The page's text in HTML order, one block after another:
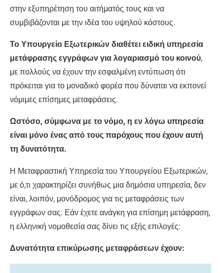
στην εξυπηρέτηση του αιτήματός τους και να
συμβιβάζονται με την ιδέα του υψηλού κόστους.
Το Υπουργείο Εξωτερικών διαθέτει ειδική υπηρεσία
μετάφρασης εγγράφων για λογαριασμό του κοινού,
με πολλούς να έχουν την εσφαλμένη εντύπωση ότι
πρόκειται για το μοναδικό φορέα που δύναται να εκπονεί
νόμιμες επίσημες μεταφράσεις.
Ωστόσο, σύμφωνα με το νόμο, η εν λόγω υπηρεσία
είναι μόνο ένας από τους παρόχους που έχουν αυτή
τη δυνατότητα.
Η Μεταφραστική Υπηρεσία του Υπουργείου Εξωτερικών,
με ό,τι χαρακτηρίζει συνήθως μια δημόσια υπηρεσία, δεν
είναι, λοιπόν, μονόδρομος για τις μεταφράσεις των
εγγράφων σας. Εάν έχετε ανάγκη για επίσημη μετάφραση,
η ελληνική νομοθεσία σας δίνει τις εξής επιλογές:
Δυνατότητα επικύρωσης μεταφράσεων έχουν: